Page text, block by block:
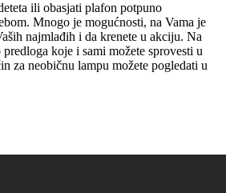
ili obasjati plafon potpuno
Mnogo je mogućnosti, na Vama je
najmlađih i da krenete u akciju. Na
koje i sami možete sprovesti u
za neobičnu lampu možete pogledati u